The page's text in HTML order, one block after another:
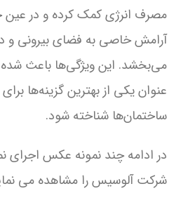
مصرف انرژی کمک کرده و در
آرامش خاصی به فضای بیرونی و
می‌بخشد. این ویژگی‌ها باعث
عنوان یکی از بهترین گزینه‌ها
ساختمان‌ها شناخته شود.
در ادامه چند نمونه عکس اجرای
شرکت آلوسیس را مشاهده می